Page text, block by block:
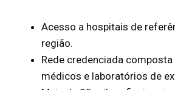
Acesso a hospitais de
região.
Rede credenciada
médicos e laboratórios de